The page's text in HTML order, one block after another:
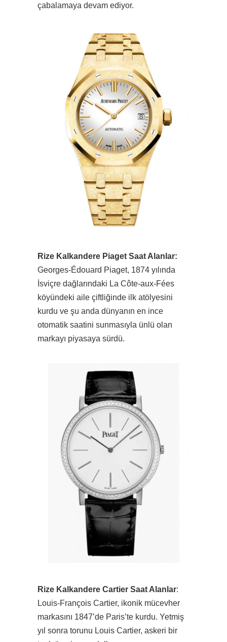
çabalamaya devam ediyor.
Rize Kalkandere Piaget Saat Alanlar:
Georges-Édouard Piaget, 1874 yılında
İsviçre dağlarındaki La Côte-aux-Fées
köyündeki aile çiftliğinde ilk atölyesini
kurdu ve şu anda dünyanın en ince
otomatik saatini sunmasıyla ünlü olan
markayı piyasaya sürdü.
Rize Kalkandere Cartier Saat Alanlar:
Louis-François Cartier, ikonik mücevher
markasını 1847’de Paris’te kurdu. Yetmiş
yıl sonra torunu Louis Cartier, askeri bir